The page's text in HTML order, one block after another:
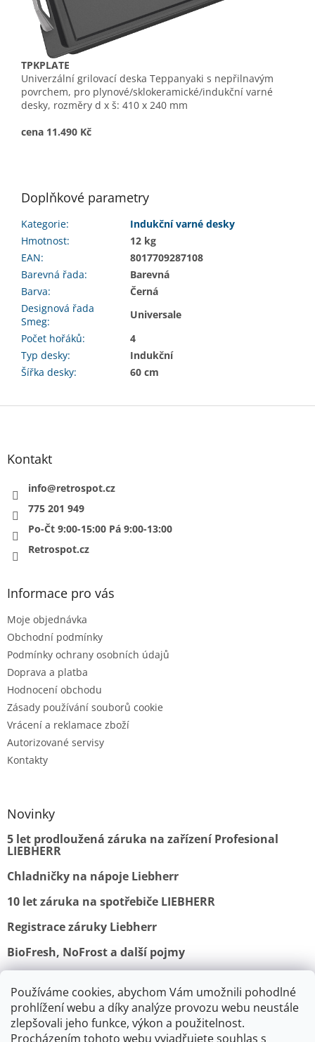
Používáme cookies, abychom Vám umožnili pohodlné
prohlížení webu a díky analýze provozu webu neustále
zlepšovali jeho funkce, výkon a použitelnost.
Procházením tohoto webu vyjadřujete souhlas s
TPKPLATE
Univerzální grilovací deska Teppanyaki s nepřilnavým
povrchem, pro plynové/sklokeramické/indukční varné
desky, rozměry d x š: 410 x 240 mm
cena 11.490 Kč
Doplňkové parametry
Kategorie:
Indukční varné desky
Hmotnost:
12 kg
EAN:
8017709287108
Barevná řada:
Barevná
Barva:
Černá
Designová řada
Smeg:
Universale
Počet hořáků:
4
Typ desky:
Indukční
Šířka desky: 60 cm
Z
Kontakt
info@retrospot.cz
775 201 949
Po-Čt 9:00-15:00 Pá 9:00-13:00
Retrospot.cz
Informace pro vás
Moje objednávka
Obchodní podmínky
Podmínky ochrany osobních údajů
Doprava a platba
Hodnocení obchodu
Zásady používání souborů cookie
Vrácení a reklamace zboží
Autorizované servisy
Kontakty
Novinky
5 let prodloužená záruka na zařízení Profesional
LIEBHERR
Chladničky na nápoje Liebherr
10 let záruka na spotřebiče LIEBHERR
Registrace záruky Liebherr
BioFresh, NoFrost a další pojmy
Obchodní podmínky Vrácení a reklamace
Ochrana osobních údajů Doprava a platba